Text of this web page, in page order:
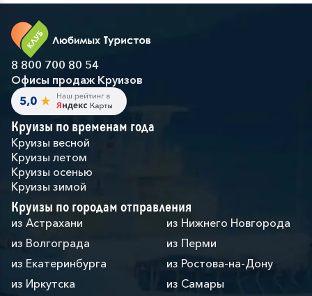
8 800 700 80 54
Офисы продаж Круизов
Круизы по временам года
Круизы весной
Круизы летом
Круизы осенью
Круизы зимой
Круизы по городам отправления
из Астрахани
из Волгограда
из Екатеринбурга
из Иркутска
из Нижнего Новгорода
из Перми
из Ростова-на-Дону
из Самары